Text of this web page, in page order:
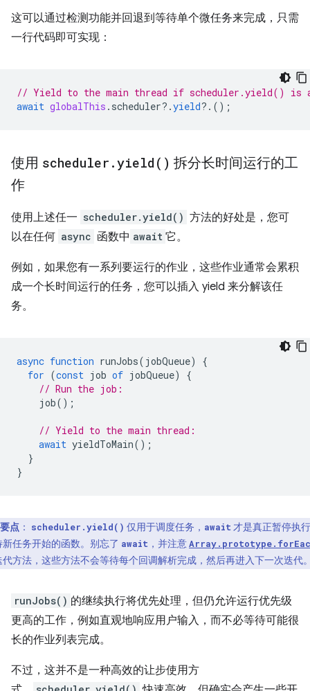
这可以通过检测功能并回退到等待单个微任务来完成，只需
一行代码即可实现：
// Yield to the main thread if scheduler.yield() is
await globalThis . scheduler? .yield? .();
使用 scheduler .yield( ) 拆分长时间运行的工
作
使用上述任一 scheduler.yield() 方法的好处是，您可
以在任何 async 函数中 await 它。
例如，如果您有一系列要运行的作业，这些作业通常会累积
成一个长时间运行的任务，您可以插入 yield 来分解该任
务。
async function runJobs( jobQueue)
{
for (const job of jobQueue)
{
// Run the job:
job();
// Yield to the main thread:
await yieldToMain();
}
}
要点 ： scheduler.yield() 仅用于调度任务， await 才是真正暂停执
新任务开始的函数。别忘了 await ，并注意
代方法，这些方法不会等待每个回调解析完成，然后再进入下一次迭代
runJobs() 的继续执行将优先处理，但仍允许运行优先级
更高的工作，例如直观地响应用户输入，而不必等待可能很
长的作业列表完成。
不过，这并不是一种高效的让步使用方